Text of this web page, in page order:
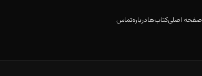
صفحه اصلیکتاب‌هادربارهتماس